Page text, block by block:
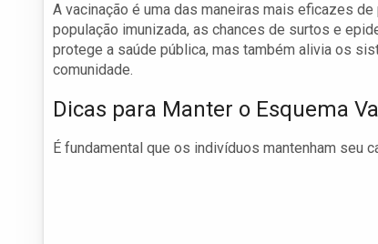
A vacinação é uma das maneiras mais eficazes
população imunizada, as chances de surtos e
protege a saúde pública, mas também alivia os
comunidade.
Dicas para Manter o Esquema
É fundamental que os indivíduos mantenham seu